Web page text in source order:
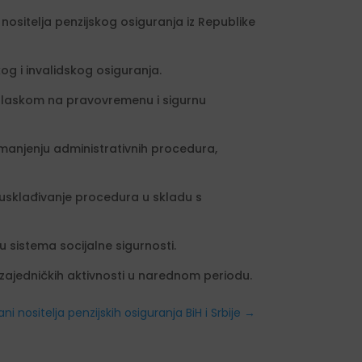
penzijskog osiguranja iz Republike
i invalidskog osiguranja.
na pravovremenu i sigurnu
administrativnih procedura,
procedura u skladu s
sistema socijalne sigurnosti.
aktivnosti u narednom periodu.
nositelja penzijskih osiguranja BiH i Srbije →